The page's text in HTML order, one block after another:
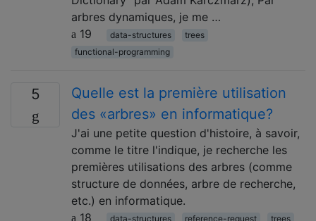
arbres dynamiques, je me …
19
data-structures
trees
functional-programming
5
Quelle est la première utilisation
des «arbres» en informatique?
J'ai une petite question d'histoire, à savoir,
comme le titre l'indique, je recherche les
premières utilisations des arbres (comme
structure de données, arbre de recherche,
etc.) en informatique.
18
data-structures reference-request
trees